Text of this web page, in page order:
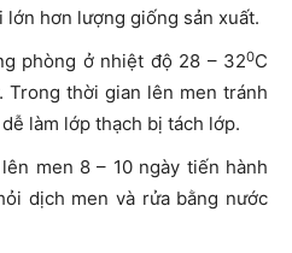
hơn lượng giống sản xuất.
phòng ở nhiệt độ 28 – 320C
Trong thời gian lên men tránh
làm lớp thạch bị tách lớp.
men 8 – 10 ngày tiến hành
dịch men và rửa bằng nước